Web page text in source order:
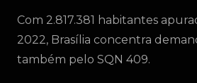
Com 2.817.381 habitantes
2022, Brasília concentra
também pelo SQN 409.